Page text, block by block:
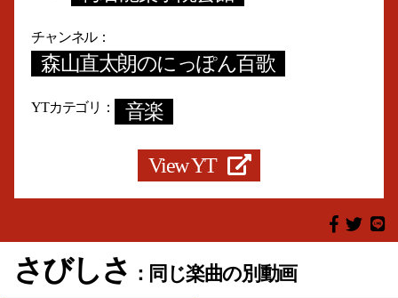
チャンネル
森山直太朗のにっぽん百歌
YTカテゴリ 音楽
View YT
さびしさ ：同じ楽曲の別動画